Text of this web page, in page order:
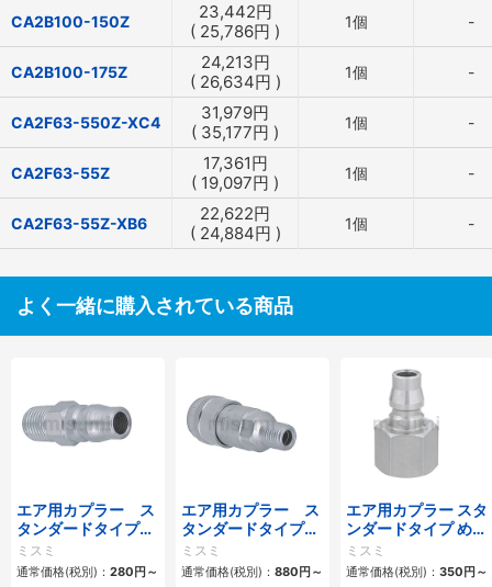
CA2B100-150Z 23,442円
( 25,786円 ) 1個 -
CA2B100-175Z 24,213円
( 26,634円 ) 1個 -
CA2F63-550Z-XC4 31,979円
( 35,177円 ) 1個 -
CA2F63-55Z 17,361円
( 19,097円 ) 1個 -
CA2F63-55Z-XB6 22,622円
( 24,884円 ) 1個 -
よく一緒に購入されている商品
エア用カプラー ス
タンダードタイプ
おねじプラグ
ミスミ
通常価格(税別)： 280 円 ～
エア用カプラー ス
タンダードタイプ
おねじソケット
ミスミ
通常価格(税別)： 880 円 ～
エア用カプラー スタ
ンダードタイプ めね
じプラグ
ミスミ
通常価格(税別)： 350 円 ～